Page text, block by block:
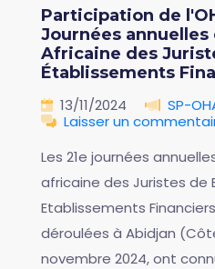
Participation de
Journées
Africaine des
Établissements
13/11/2024
SP-
Laisser un
Les 21e journées
africaine des Juristes de
Etablissements
déroulées à Abidjan
novembre 2024, ont